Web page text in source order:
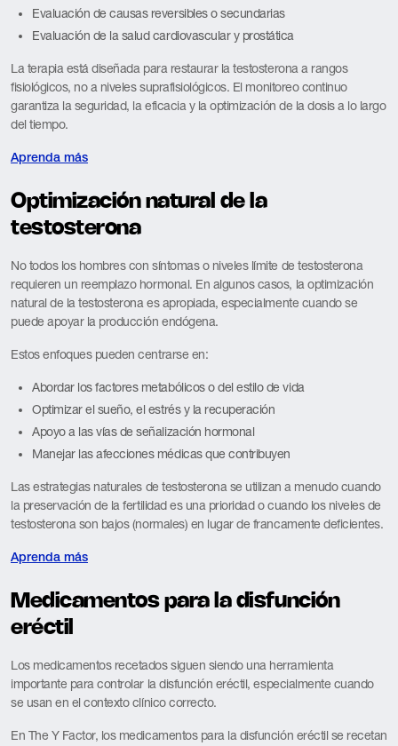
Evaluación de causas reversibles o secundarias
Evaluación de la salud cardiovascular y prostática
La terapia está diseñada para restaurar la testosterona a rangos
fisiológicos, no a niveles suprafisiológicos. El monitoreo continuo
garantiza la seguridad, la eficacia y la optimización de la dosis a lo largo
del tiempo.
Aprenda más
Optimización natural de la
testosterona
No todos los hombres con síntomas o niveles límite de testosterona
requieren un reemplazo hormonal. En algunos casos, la optimización
natural de la testosterona es apropiada, especialmente cuando se
puede apoyar la producción endógena.
Estos enfoques pueden centrarse en:
Abordar los factores metabólicos o del estilo de vida
Optimizar el sueño, el estrés y la recuperación
Apoyo a las vías de señalización hormonal
Manejar las afecciones médicas que contribuyen
Las estrategias naturales de testosterona se utilizan a menudo cuando
la preservación de la fertilidad es una prioridad o cuando los niveles de
testosterona son bajos (normales) en lugar de francamente deficientes.
Aprenda más
Medicamentos para la disfunción
eréctil
Los medicamentos recetados siguen siendo una herramienta
importante para controlar la disfunción eréctil, especialmente cuando
se usan en el contexto clínico correcto.
En The Y Factor, los medicamentos para la disfunción eréctil se recetan